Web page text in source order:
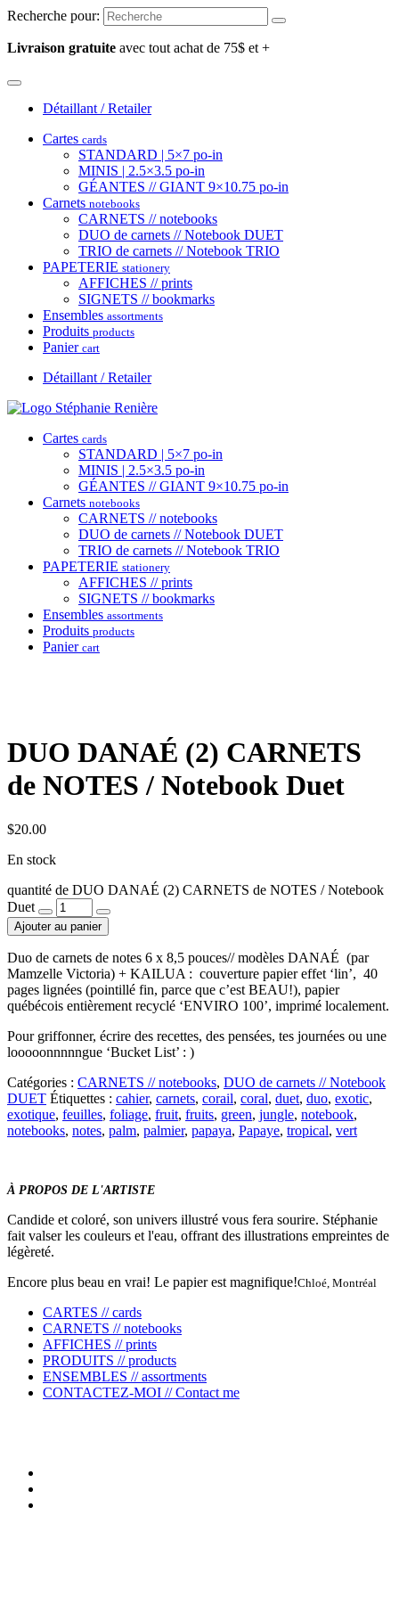
Recherche pour:
Livraison gratuite avec tout achat de 75$ et +
Détaillant / Retailer
Cartes cards
STANDARD | 5×7 po-in
MINIS | 2.5×3.5 po-in
GÉANTES // GIANT 9×10.75 po-in
Carnets notebooks
CARNETS // notebooks
DUO de carnets // Notebook DUET
TRIO de carnets // Notebook TRIO
PAPETERIE stationery
AFFICHES // prints
SIGNETS // bookmarks
Ensembles assortments
Produits products
Panier cart
Détaillant / Retailer
Cartes cards
STANDARD | 5×7 po-in
MINIS | 2.5×3.5 po-in
GÉANTES // GIANT 9×10.75 po-in
Carnets notebooks
CARNETS // notebooks
DUO de carnets // Notebook DUET
TRIO de carnets // Notebook TRIO
PAPETERIE stationery
AFFICHES // prints
SIGNETS // bookmarks
Ensembles assortments
Produits products
Panier cart
DUO DANAÉ (2) CARNETS
de NOTES / Notebook Duet
$20.00
En stock
quantité de DUO DANAÉ (2) CARNETS de NOTES / Notebook
Duet
Ajouter au panier
Duo de carnets de notes 6 x 8,5 pouces// modèles DANAÉ (par
Mamzelle Victoria) + KAILUA : couverture papier effet ‘lin’, 40
pages lignées (pointillé fin, parce que c’est BEAU!), papier
québécois entièrement recyclé ‘ENVIRO 100’, imprimé localement.
Pour griffonner, écrire des recettes, des pensées, tes journées ou une
looooonnnnngue ‘Bucket List’ : )
Catégories : CARNETS // notebooks, DUO de carnets // Notebook
DUET Étiquettes : cahier, carnets, corail, coral, duet, duo, exotic,
exotique, feuilles, foliage, fruit, fruits, green, jungle, notebook,
notebooks, notes, palm, palmier, papaya, Papaye, tropical, vert
À PROPOS DE L'ARTISTE
Candide et coloré, son univers illustré vous fera sourire. Stéphanie
fait valser les couleurs et l'eau, offrant des illustrations empreintes de
légèreté.
Encore plus beau en vrai! Le papier est magnifique!Chloé, Montréal
CARTES // cards
CARNETS // notebooks
AFFICHES // prints
PRODUITS // products
ENSEMBLES // assortments
CONTACTEZ-MOI // Contact me